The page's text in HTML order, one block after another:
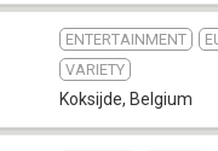
ENTERTAINMENT
VARIETY
Koksijde, Belgium